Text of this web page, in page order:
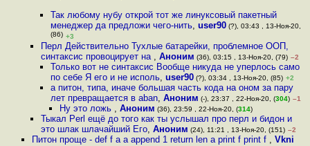
Так любому нубу открой тот же линуксовый пакетный
менеджер да предложи чего-нить, user90(?), 03:43 , 13-Ноя-20,
(86) +3
Перл Действительно Тухлые батарейки, проблемное ООП,
синтаксис провоцирует на ,Аноним (36), 03:15 , 13-Ноя-20, (79) –2
Только вот не синтаксис Вообще никуда не уперлось само
по себе Я его и не исполь, user90(?), 03:34 , 13-Ноя-20, (85) +2
а питон, типа, иначе большая часть кода на оном за пару
лет превращается в aban, Аноним (-), 23:37 , 22-Ноя-20, (304) –1
Ну это ложь , Аноним (36), 23:59 , 22-Ноя-20, (314)
Тыкал Perl ещё до того как ты услышал про перл и бидон и
это шлак шлачайший Его,Аноним (24), 11:21 , 13-Ноя-20, (151) –2
Питон проще - def f a a append 1 return len a print f print f , Vkni